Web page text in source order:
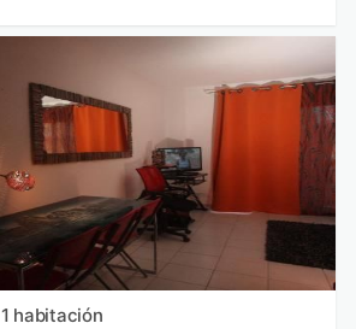
habitación